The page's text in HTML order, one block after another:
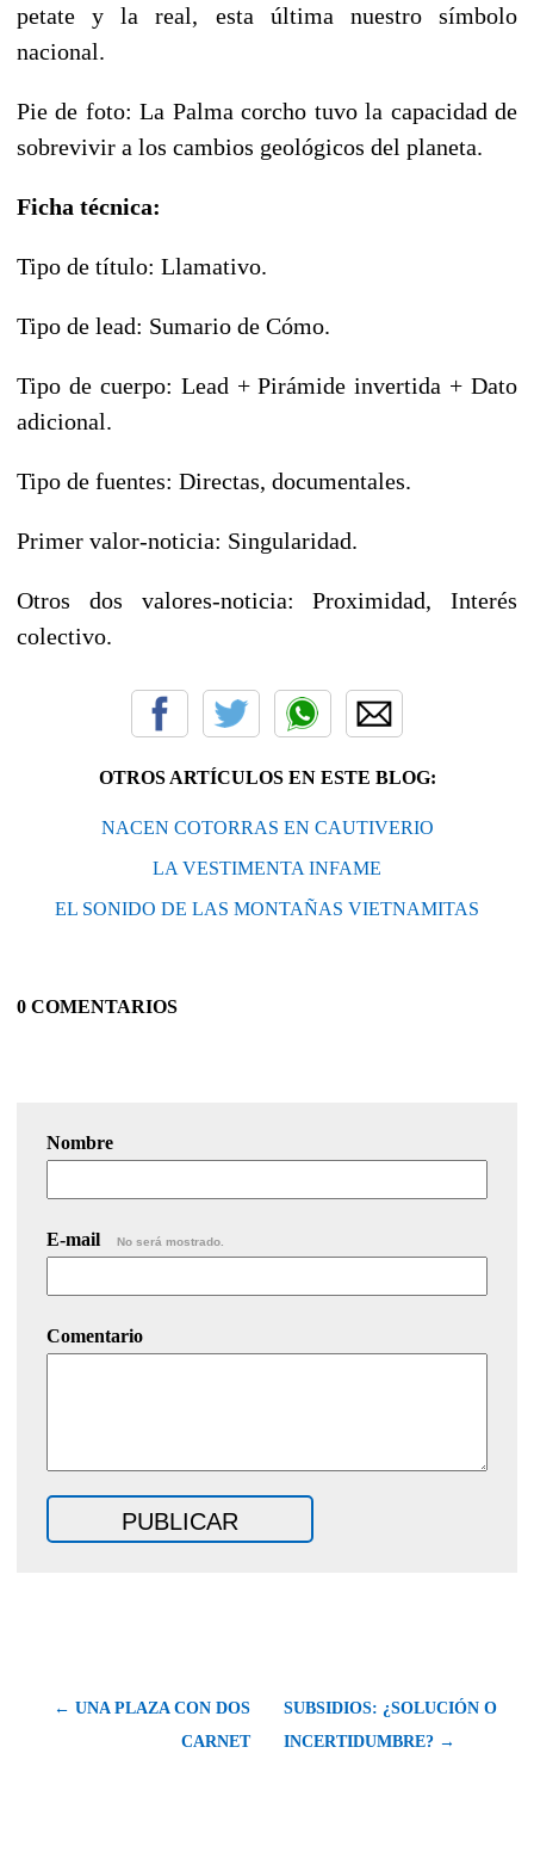
petate y la real, esta última nuestro símbolo
nacional.
Pie de foto: La Palma corcho tuvo la capacidad de
sobrevivir a los cambios geológicos del planeta.
Ficha técnica:
Tipo de título: Llamativo.
Tipo de lead: Sumario de Cómo.
Tipo de cuerpo: Lead + Pirámide invertida + Dato
adicional.
Tipo de fuentes: Directas, documentales.
Primer valor-noticia: Singularidad.
Otros dos valores-noticia: Proximidad, Interés
colectivo.
OTROS ARTÍCULOS EN ESTE BLOG:
NACEN COTORRAS EN CAUTIVERIO
LA VESTIMENTA INFAME
EL SONIDO DE LAS MONTAÑAS VIETNAMITAS
0 COMENTARIOS
Nombre
E-mail No será mostrado.
Comentario
← UNA PLAZA CON DOS
CARNET
SUBSIDIOS: ¿SOLUCIÓN O
INCERTIDUMBRE? →